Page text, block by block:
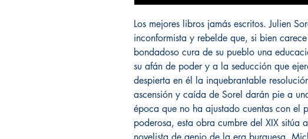
Los mejores libros jamás escritos. Julien
inconformista y rebelde que, si bien
bondadoso cura de su pueblo una
su afán de poder y a la seducción que
despierta en él la inquebrantable
ascensión y caída de Sorel darán pie a
época que no ha ajustado cuentas con el
poderosa, esta obra cumbre del XIX sitúa